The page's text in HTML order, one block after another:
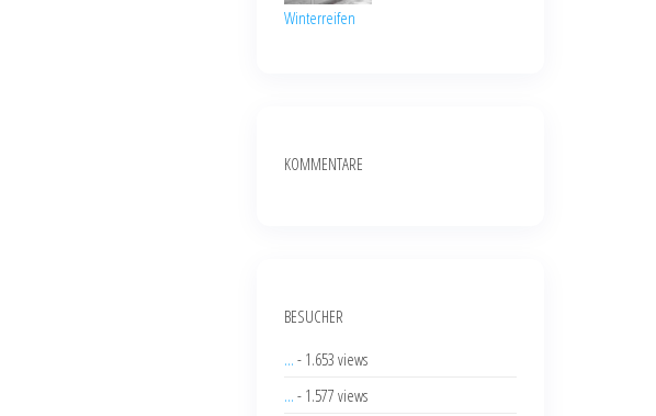
Winterreifen
KOMMENTARE
BESUCHER
... - 1.653 views
... - 1.577 views